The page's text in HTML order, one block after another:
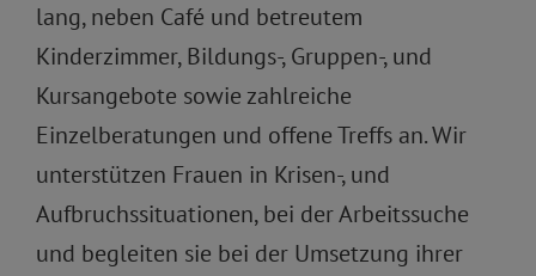
lang, neben Café und betreutem
Kinderzimmer, Bildungs-, Gruppen-, und
Kursangebote sowie zahlreiche
Einzelberatungen und offene Treffs an. Wir
unterstützen Frauen in Krisen-, und
Aufbruchssituationen, bei der Arbeitssuche
und begleiten sie bei der Umsetzung ihrer